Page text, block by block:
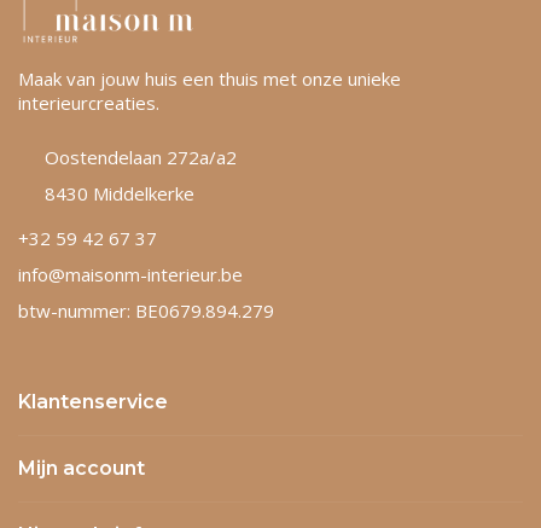
Maak van jouw huis een thuis met onze unieke
interieurcreaties.
Oostendelaan 272a/a2
8430 Middelkerke
+32 59 42 67 37
info@maisonm-interieur.be
btw-nummer: BE0679.894.279
Klantenservice
Mijn account